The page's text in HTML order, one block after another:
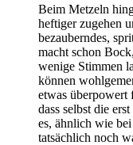
Beim Metzeln
heftiger zugehen
bezauberndes,
macht schon
wenige Stimmen
können
etwas überpowert
dass selbst die
es, ähnlich wie
tatsächlich noch